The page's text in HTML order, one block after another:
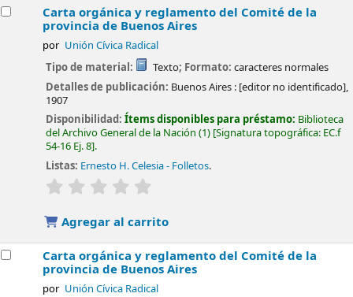
Carta orgánica y reglamento del Comité de la
provincia de Buenos Aires
por Unión Cívica Radical
Tipo de material: Texto; Formato: caracteres normales
Detalles de publicación: Buenos Aires : [editor no identificado],
1907
Disponibilidad:Ítems disponibles para préstamo: Biblioteca
del Archivo General de la Nación (1) Signatura topográfica: EC.f
54-16 Ej. 8 .
Listas: Ernesto H. Celesia - Folletos.
valoración
Agregar al carrito
Carta orgánica y reglamento del Comité de la
provincia de Buenos Aires
por Unión Cívica Radical